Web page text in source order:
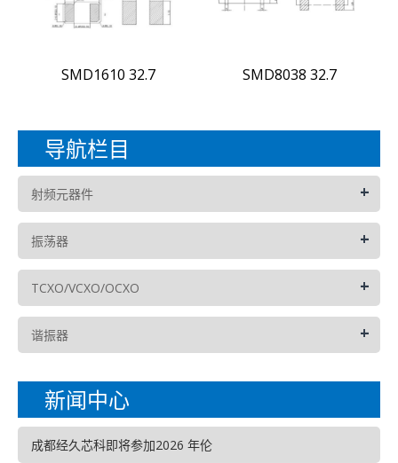
SMD1610 32.7 SMD8038 32.7
导航栏目
射频元器件 +
振荡器 +
TCXO/VCXO/OCXO +
谐振器 +
新闻中心
成都经久芯科即将参加2026 年伦